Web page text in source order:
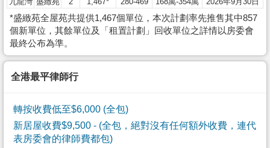
*盛緻苑全屋苑共提供1,467個單位，本次計劃率先推售其中857
個新單位，其餘單位及「租置計劃」回收單位之詳情以房委會
最終公布為準。
全港最平律師行
轉按收費低至$6,000 (全包)
新居屋收費$9,500 - (全包，絕對沒有任何額外收費，連代
表房委會的律師費都包)